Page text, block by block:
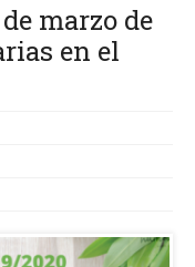
marzo de
en el